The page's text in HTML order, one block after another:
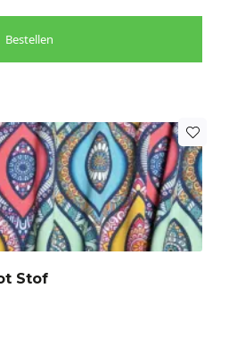
Bestellen
Stof